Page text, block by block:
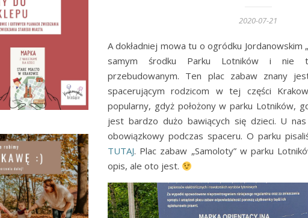
2020-07-21
A dokładniej mowa tu o ogródku Jordanowskim
samym środku Parku Lotników i nie
przebudowanym. Ten plac zabaw znany
spacerującym rodzicom w tej części
popularny, gdyż położony w parku Lotników,
jest bardzo dużo bawiących się dzieci. U
obowiązkowy podczas spaceru. O parku
TUTAJ. Plac zabaw „Samoloty” w parku
opis, ale oto jest.